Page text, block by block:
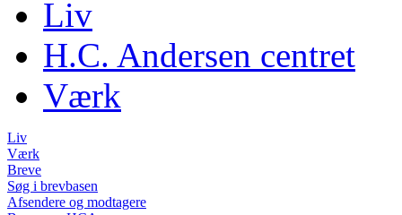
Liv
H.C. Andersen centret
Værk
Liv
Værk
Breve
Søg i brevbasen
Afsendere og modtagere